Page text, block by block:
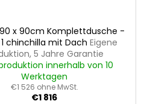
90 x 90cm Komplettdusche -
chinchilla mit Dach Eigene
5 Jahre Garantie
innerhalb von 10
Werktagen
€1 526 ohne MwSt.
€1 816